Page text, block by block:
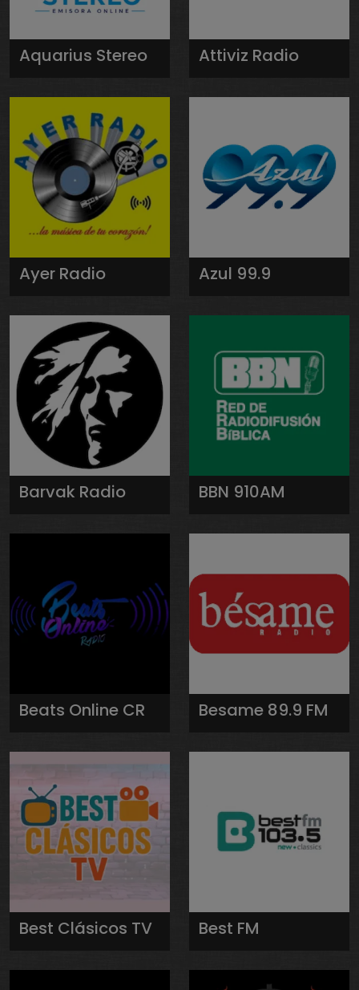
Aquarius Stereo Attiviz Radio
Ayer Radio Azul 99.9
Barvak Radio BBN 910AM
Beats Online CR Besame 89.9 FM
Best Clásicos TV Best FM